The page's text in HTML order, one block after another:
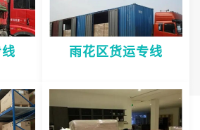
雨花区货运专线